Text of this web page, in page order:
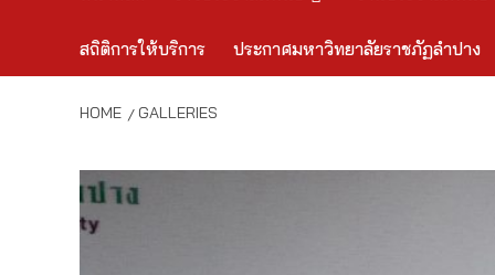
สถิติการให้บริการ ประกาศมหาวิทยาลัยราชภัฏลำปาง
HOME GALLERIES